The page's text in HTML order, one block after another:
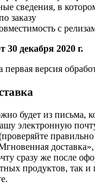
сведения, в
заказу
с
30 декабря 2020 г.
версия
будет из письма,
электронную
сразу же после
продуктов, так